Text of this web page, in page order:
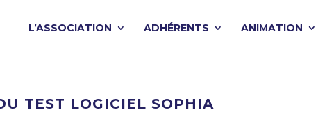
L’ASSOCIATION ADHÉRENTS ANIMATION
TEST LOGICIEL SOPHIA